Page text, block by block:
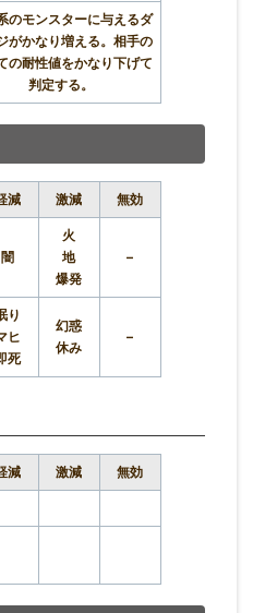
のモンスターに与えるダ
がかなり増える。相手の
の耐性値をかなり下げて
判定する。
減 激減 無効
闇
火
地
爆発
–
り
ヒ
死
幻惑
休み
–
減 激減 無効